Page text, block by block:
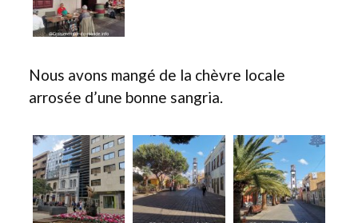
Nous avons mangé de la chèvre locale
arrosée d’une bonne sangria.